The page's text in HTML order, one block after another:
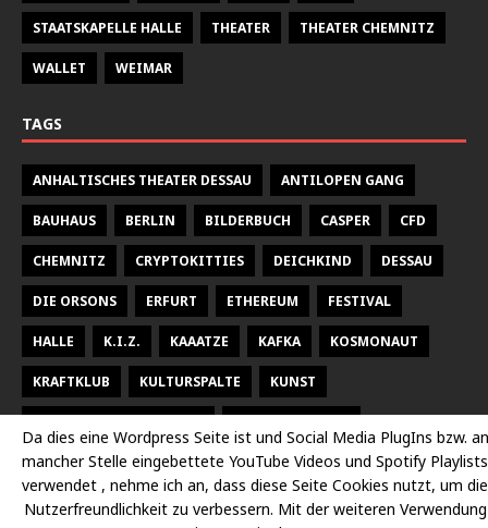
STAATSKAPELLE HALLE THEATER THEATER CHEMNITZ
WALLET WEIMAR
TAGS
ANHALTISCHES THEATER DESSAU ANTILOPEN GANG
BAUHAUS BERLIN BILDERBUCH CASPER CFD
CHEMNITZ CRYPTOKITTIES DEICHKIND DESSAU
DIE ORSONS ERFURT ETHEREUM FESTIVAL
HALLE K.I.Z. KAAATZE KAFKA KOSMONAUT
KRAFTKLUB KULTURSPALTE KUNST
LARSEN SECHERT LEIPZIG MALEREI MARTERIA
MILKY CHANCE NEUES THEATER HALLE OPER
Da dies eine Wordpress Seite ist und Social Media PlugIns bzw. an
mancher Stelle eingebettete YouTube Videos und Spotify Playlists
verwendet , nehme ich an, dass diese Seite Cookies nutzt, um die
Nutzerfreundlichkeit zu verbessern. Mit der weiteren Verwendung